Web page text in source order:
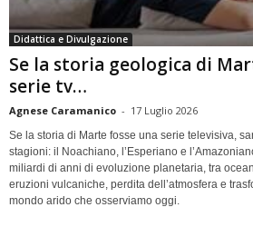
Didattica e Divulgazione
Se la storia geologica di
serie tv…
Agnese Caramanico - 17 Luglio 2026
Se la storia di Marte fosse una serie televisiva,
stagioni: il Noachiano, l’Esperiano e
miliardi di anni di evoluzione planetaria, tra
eruzioni vulcaniche, perdita dell’atmosfera e
mondo arido che osserviamo oggi.